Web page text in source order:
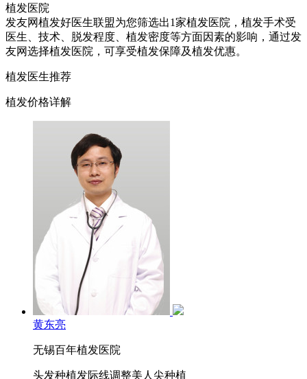
植发医院
发友网植发好医生联盟为您筛选出1家植发医院，植发手术受
医生、技术、脱发程度、植发密度等方面因素的影响，通过发
友网选择植发医院，可享受植发保障及植发优惠。
植发医生推荐
植发价格详解
黄东亮
无锡百年植发医院
头发种植发际线调整美人尖种植